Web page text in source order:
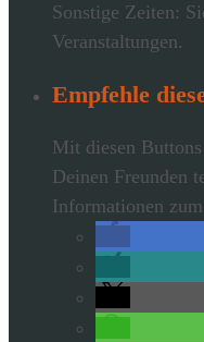
Sonstige Zeiten:
Veranstaltungen.
Empfehle
Mit diesen
Deinen Freunden
Informationen